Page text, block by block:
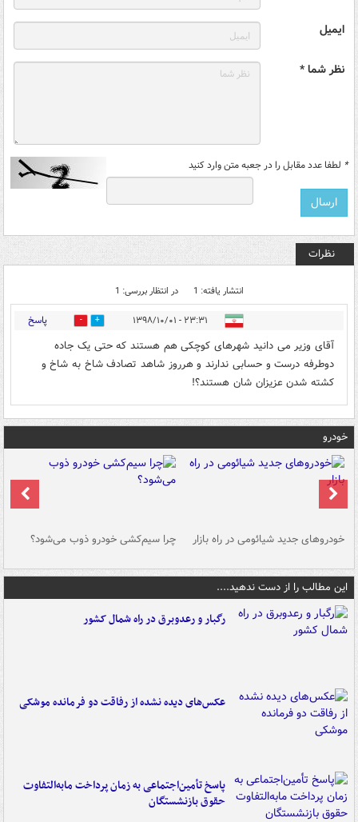
ایمیل
نظر شما *
* لطفا عدد مقابل را در جعبه متن وارد کنید
نظرات
انتشار یافته: 1 در انتظار بررسی: 1
۲۳:۳۱ - ۱۳۹۸/۱۰/۰۱ 1 پاسخ
آقای وزیر می دانید شهرهای کوچکی هم هستند که حتی یک جاده
دوطرفه درست و حسابی ندارند و هرروز شاهد تصادف شاخ به شاخ و
کشته شدن عزیزان شان هستند؟!
خودرو
خودروهای جدید شیائومی در راه بازار چرا سیم‌کشی خودرو ذوب می‌شود؟
این مطالب را از دست ندهید....
رگبار و رعدوبرق در راه شمال کشور
عکس‌های دیده نشده از رفاقت دو فرمانده‌ موشکی
پاسخ تأمین‌اجتماعی به زمان پرداخت مابه‌التفاوت
حقوق بازنشستگان